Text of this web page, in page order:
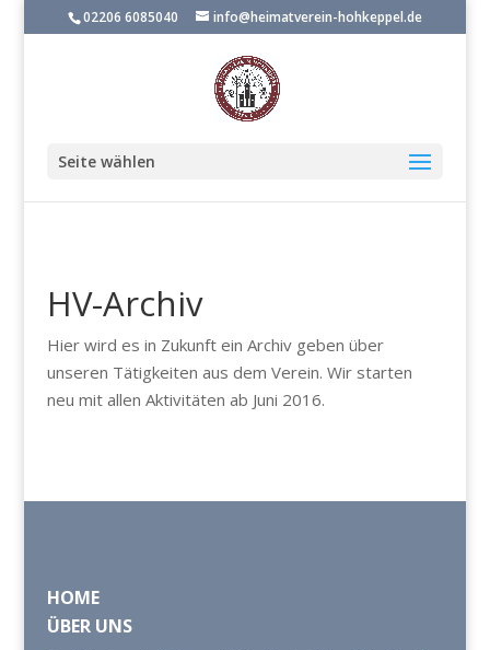
02206 6085040 info@heimatverein-hohkeppel.de
Seite wählen
HV-Archiv
Hier wird es in Zukunft ein Archiv geben über
unseren Tätigkeiten aus dem Verein. Wir starten
neu mit allen Aktivitäten ab Juni 2016.
HOME
ÜBER UNS